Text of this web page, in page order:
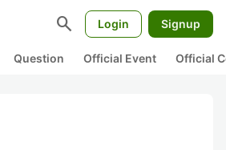
search Login Signup
Question Official Event Official